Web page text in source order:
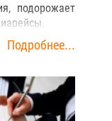
подорожает
Подробнее...